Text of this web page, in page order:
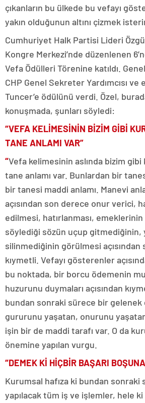
çıkanların bu ülkede bu vefayı
yakın olduğunun altını çizmek
Cumhuriyet Halk Partisi Lideri
Kongre Merkezi’nde düzenlenen
Vefa Ödülleri Törenine katıldı.
CHP Genel Sekreter Yardımcısı ve
Tuncer’e ödülünü verdi. Özel,
konuşmada, şunları söyledi:
“VEFA KELİMESİNİN BİZİM GİBİ
TANE ANLAMI VAR”
“Vefa kelimesinin aslında bizim
tane anlamı var. Bunlardan bir
bir tanesi maddi anlamı. Manevi
açısından son derece onur verici,
edilmesi, hatırlanması,
söylediği sözün uçup gitmediğinin,
silinmediğinin görülmesi açısından
kıymetli. Vefayı gösterenler
bu noktada, bir borcu ödemenin
huzurunu duymaları açısından
bundan sonraki sürece bir gelenek
gururunu yaşatan, onurunu
işin bir de maddi tarafı var. O da
önemine yapılan vurgu.
“DEMEK Kİ HİÇBİR BAŞARI
Kurumsal hafıza ki bundan
yapılacak tüm iş ve işlemler, hele